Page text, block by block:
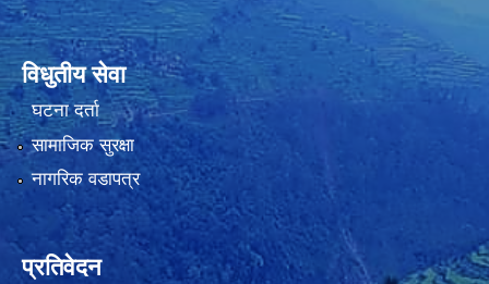
विधुतीय सेवा
घटना दर्ता
सामाजिक सुरक्षा
नागरिक वडापत्र
प्रतिवेदन